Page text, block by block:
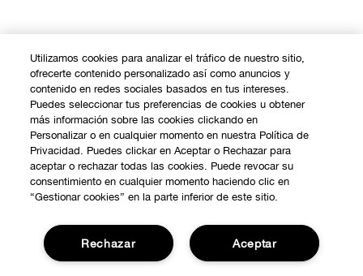
COMPRAR
Promociones
Smart Rewards
Localiza tu Punto de Venta
SOBRE NOSOTROS
Nuestra Filosofía
Carrera Profesional
NECESITAS AYUDA?
Contactar Fabricante
PRIVACIDAD Y CONDICIONES
Utilizamos cookies para analizar el tráfico de nuestro sitio,
ofrecerte contenido personalizado así como anuncios y
contenido en redes sociales basados en tus intereses.
Puedes seleccionar tus preferencias de cookies u obtener
más información sobre las cookies clickando en
Personalizar o en cualquier momento en nuestra Política de
Privacidad. Puedes clickar en Aceptar o Rechazar para
aceptar o rechazar todas las cookies. Puede revocar su
consentimiento en cualquier momento haciendo clic en
“Gestionar cookies” en la parte inferior de este sitio.
Aceptar
Rechazar